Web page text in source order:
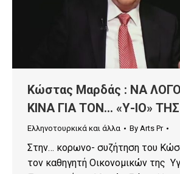
Κώστας Μαρδάς : ΝΑ
ΚΙΝΑ ΓΙΑ ΤΟΝ… «Υ-ΙΟ» ΤΗΣ
Ελληνοτουρκικά και άλλα By Arts Pr
Στην… κορωνο- συζήτηση του
τον καθηγητή Οικονομικών της